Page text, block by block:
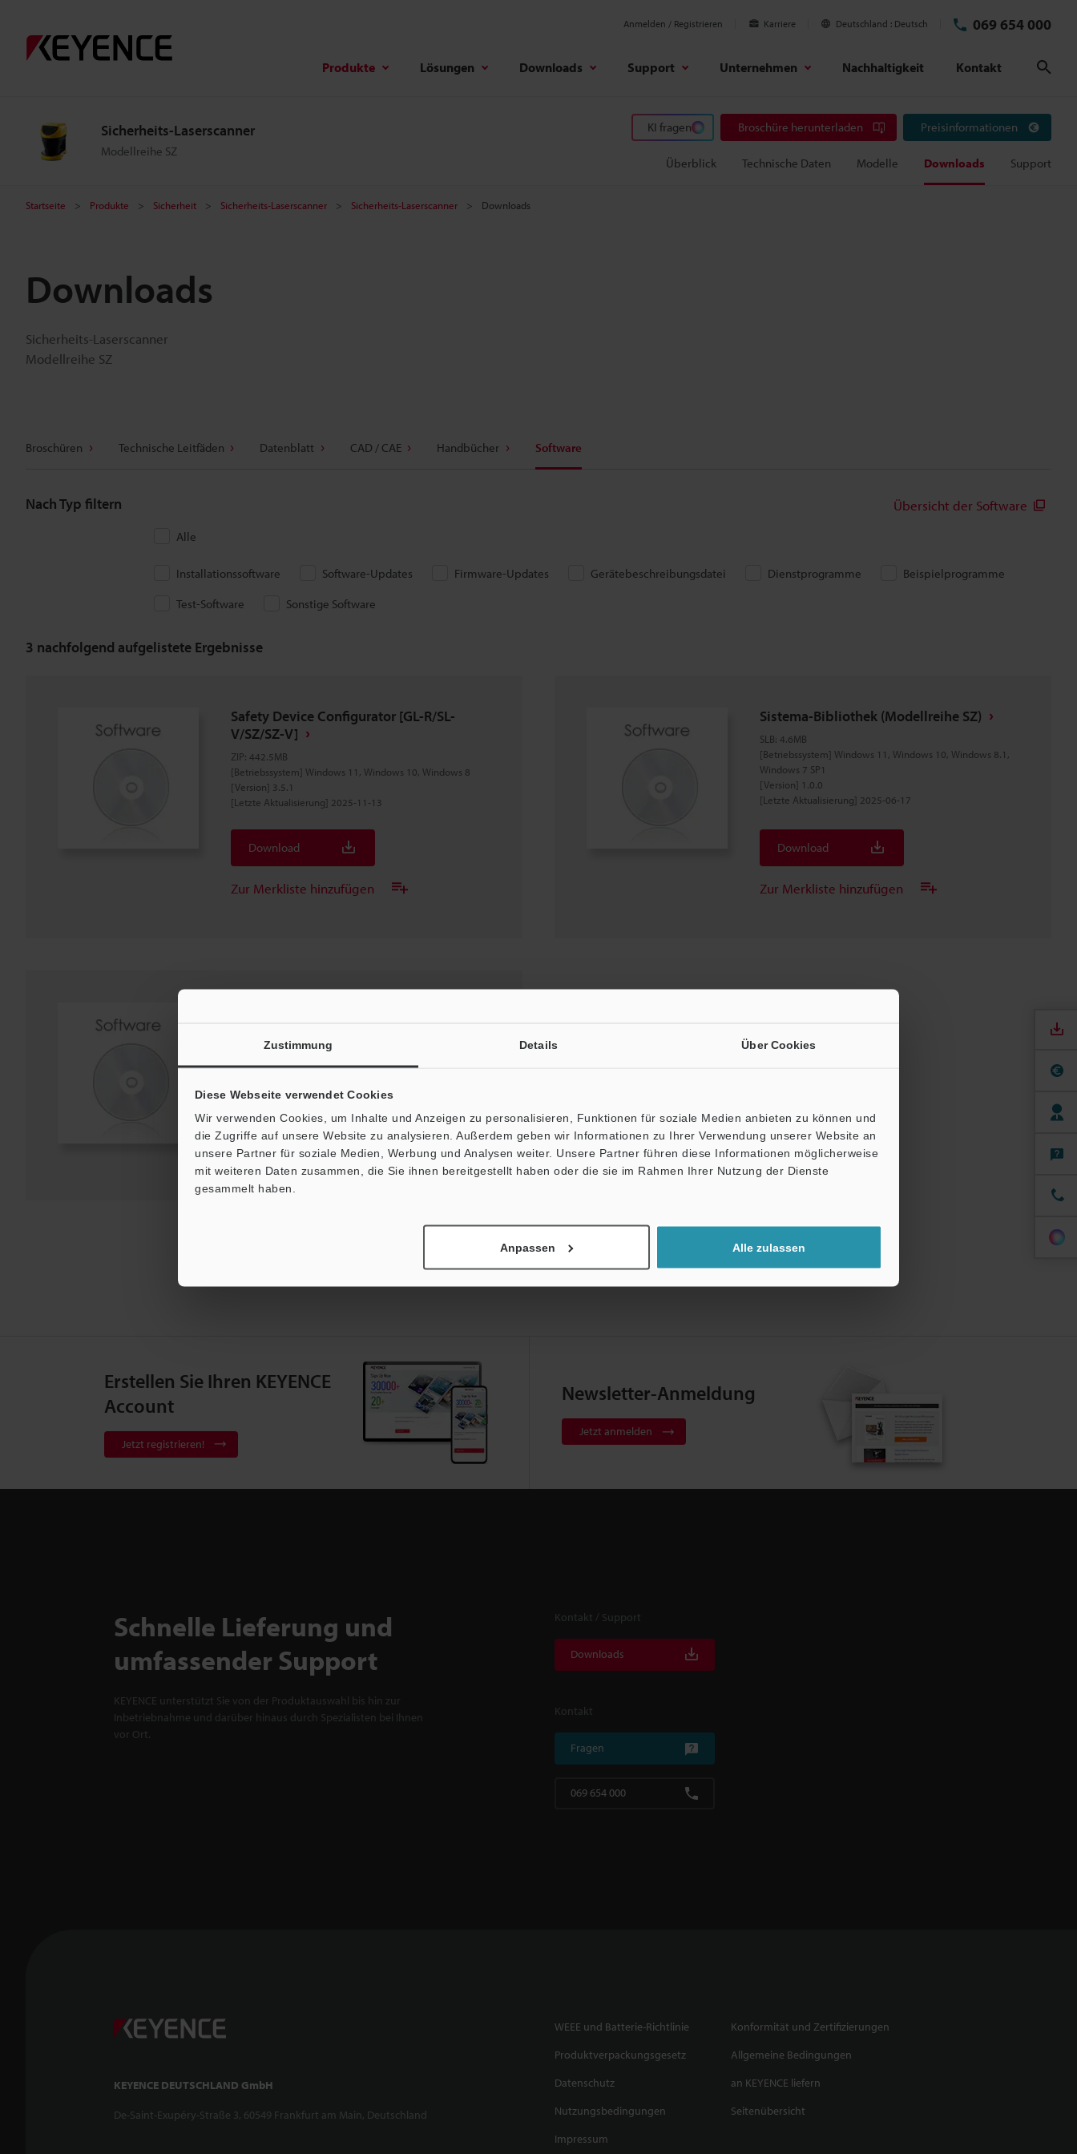
Zustimmung Details Über Cookies
Diese Webseite verwendet Cookies
Wir verwenden Cookies, um Inhalte und Anzeigen zu personalisieren, Funktionen für soziale Medien anbieten zu können und
die Zugriffe auf unsere Website zu analysieren. Außerdem geben wir Informationen zu Ihrer Verwendung unserer Website an
unsere Partner für soziale Medien, Werbung und Analysen weiter. Unsere Partner führen diese Informationen möglicherweise
mit weiteren Daten zusammen, die Sie ihnen bereitgestellt haben oder die sie im Rahmen Ihrer Nutzung der Dienste
gesammelt haben.
Anpassen Alle zulassen
Anmelden / Registrieren Karriere Deutschland Deutsch 069 654 000
Produkte Lösungen Downloads Support Unternehmen Nachhaltigkeit Kontakt
Sicherheits-Laserscanner
Modellreihe SZ
KI fragen Broschüre herunterladen Preisinformationen
Überblick Technische Daten Modelle Downloads Support
Startseite Produkte Sicherheit Sicherheits-Laserscanner Sicherheits-Laserscanner Downloads
Downloads
Sicherheits-Laserscanner
Modellreihe SZ
Broschüren Technische Leitfäden Datenblatt CAD / CAE Handbücher Software
Nach Typ filtern Übersicht der Software
Alle
Installationssoftware Software-Updates Firmware-Updates Gerätebeschreibungsdatei Dienstprogramme
Beispielprogramme
Test-Software
Sonstige Software
3 nachfolgend aufgelistete Ergebnisse
Safety Device Configurator [GL-R/SL-
V/SZ/SZ-V]
ZIP: 442.5MB
[Betriebssystem] Windows 11, Windows 10, Windows 8
[Version] 3.5.1
[Letzte Aktualisierung] 2025-11-13
Download
Zur Merkliste hinzufügen
Sistema-Bibliothek (Modellreihe SZ)
SLB: 4.6MB
[Betriebssystem] Windows 11, Windows 10, Windows 8.1,
Windows 7 SP1
[Version] 1.0.0
[Letzte Aktualisierung] 2025-06-17
Download
Zur Merkliste hinzufügen
[Version] 2.0.0
[Letzte Aktualisierung] 2022-11-08
Zur Merkliste hinzufügen
Erstellen Sie Ihren KEYENCE
Account
Jetzt registrieren!
Newsletter-Anmeldung
Jetzt anmelden
Schnelle Lieferung und
umfassender Support
KEYENCE unterstützt Sie von der Produktauswahl bis hin zur
Inbetriebnahme und darüber hinaus durch Spezialisten bei Ihnen
vor Ort.
Kontakt / Support
Downloads
Kontakt
Fragen
069 654 000
KEYENCE DEUTSCHLAND GmbH
De-Saint-Exupéry-Straße 3, 60549 Frankfurt am Main, Deutschland
WEEE und Batterie-Richtlinie
Konformität und Zertifizierungen
Produktverpackungsgesetz
Allgemeine Bedingungen
Datenschutz
an KEYENCE liefern
Nutzungsbedingungen
Seitenübersicht
Impressum